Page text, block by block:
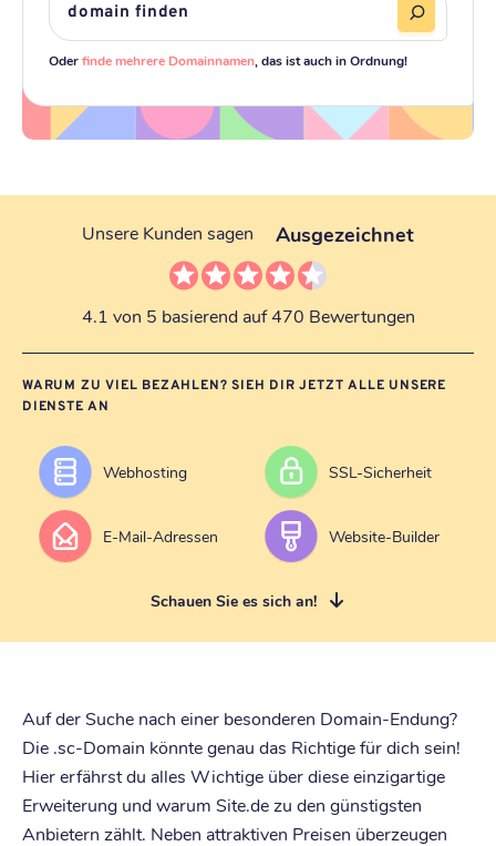
Oderfinde mehrere Domainnamen , das ist auch in Ordnung!
Unsere Kunden sagen Ausgezeichnet
4.1 von 5 basierend auf 470 Bewertungen
WARUM ZU VIEL BEZAHLEN? SIEH DIR JETZT ALLE UNSERE
DIENSTE AN
Webhosting SSL-Sicherheit
E-Mail-Adressen Website-Builder
Schauen Sie es sich an!
Auf der Suche nach einer besonderen Domain-Endung?
Die .sc-Domain könnte genau das Richtige für dich sein!
Hier erfährst du alles Wichtige über diese einzigartige
Erweiterung und warum Site.de zu den günstigsten
Anbietern zählt. Neben attraktiven Preisen überzeugen